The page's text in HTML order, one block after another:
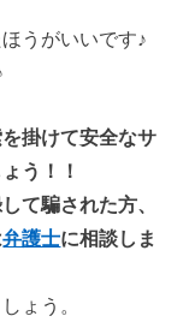
うがいいです♪
掛けて安全なサ
う！！
て騙された方、
弁護士に相談しま
ょう。